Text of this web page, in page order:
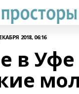
2018, 06:16
в Уфе